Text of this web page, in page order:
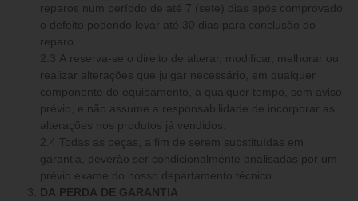
reparos num período de até 7 (sete) dias após comprovado
o defeito podendo levar até 30 dias para conclusão do
reparo.
2.3 A reserva-se o direito de alterar, modificar, melhorar ou
realizar alterações que julgar necessário, em qualquer
componente do equipamento, a qualquer tempo, sem aviso
prévio, e não assume a responsabilidade de incorporar as
alterações nos produtos já vendidos.
2.4 Todas as peças, a fim de serem substituídas em
garantia, deverão ser condicionalmente analisadas por um
prévio exame do nosso departamento técnico.
DA PERDA DE GARANTIA